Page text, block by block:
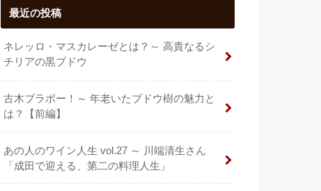
最近の投稿
ネレッロ・マスカレーゼとは？～ 高貴なるシ
チリアの黒ブドウ
古木ブラボー！～ 年老いたブドウ樹の魅力と
は？【前編】
あの人のワイン人生 vol.27 ～ 川端清生さん
「成田で迎える、第二の料理人生」